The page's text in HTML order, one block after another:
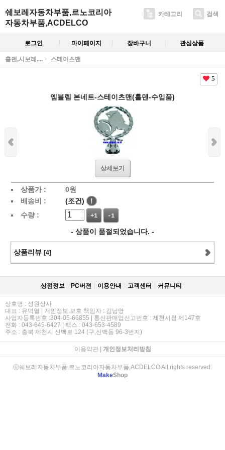
쉐보레자동차부품,르노코리아
자동차부품,ACDELCO
카테고리 검색
로그인 마이페이지 장바구니 관심상품
홀덴,시보레.... 스테이츠맨
5
엠블렘 본네트-스테이츠맨(홀덴-수입품)
상세보기
상품가 : 0원
배송비 :
(조건)
!
수량 :
+1 -1
- 상품이 품절되었습니다. -
상품리뷰 [4]
상점정보 PC버젼 이용안내 고객센터 커뮤니티
상호명 : 성원상사
대표 : 유덕열 | 개인정보 보호 책임자 : 김남영
사업자등록번호 :304-05-66855 | 통신판매업신고번호 : 제천시청 제147호
전화 : 043-645-6427 | 팩스 : 043-653-4589
주소 : 충북 제천시 신백로 124 (구,신백동 96-3번지)
이용약관| 개인정보처리방침
ⓒ쉐보레자동차부품,르노코리아자동차부품,ACDELCO All rights reserved.
MakeShop